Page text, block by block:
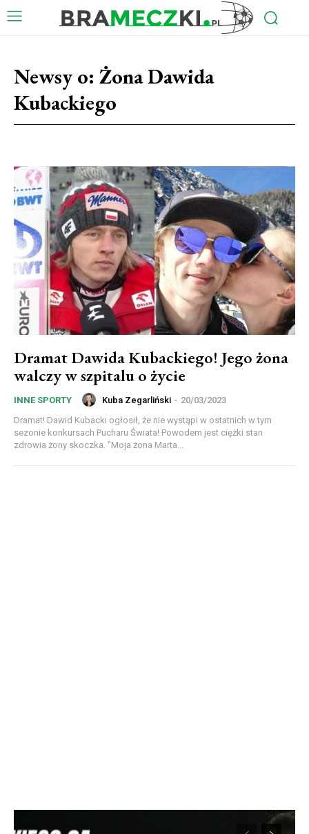
Newsy o: Żona Dawida
Kubackiego
Dramat Dawida Kubackiego! Jego żona
walczy w szpitalu o życie
INNE SPORTY Kuba Zegarliński - 20/03/2023
Dramat! Dawid Kubacki ogłosił, że nie wystąpi w ostatnich w tym
sezonie konkursach Pucharu Świata! Powodem jest ciężki stan
zdrowia żony skoczka. "Moja żona Marta...